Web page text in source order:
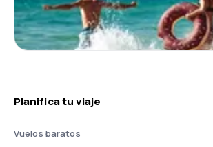
Planifica tu viaje
Vuelos baratos